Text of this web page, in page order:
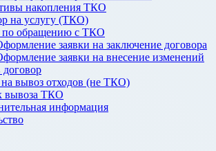
накопления ТКО
на услугу (ТКО)
по обращению с ТКО
заявки на заключение договора
заявки на внесение изменений
договор
на вывоз отходов (не ТКО)
вывоза ТКО
информация